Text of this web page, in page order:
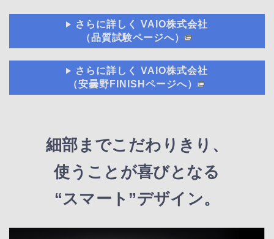
さらに詳しく VAIO株式会社
（品質試験ページへ）
さらに詳しく VAIO株式会社
（安曇野FINISHページへ）
細部までこだわりきり、
使うことが喜びとなる
“スマート”デザイン。